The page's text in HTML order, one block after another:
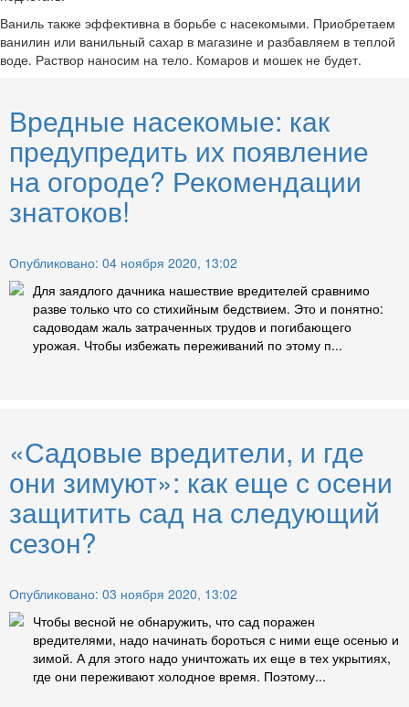
Ваниль также эффективна в борьбе с насекомыми. Приобретаем
ванилин или ванильный сахар в магазине и разбавляем в теплой
воде. Раствор наносим на тело. Комаров и мошек не будет.
Вредные насекомые: как
предупредить их появление
на огороде? Рекомендации
знатоков!
Опубликовано: 04 ноября 2020, 13:02
Для заядлого дачника нашествие вредителей сравнимо
разве только что со стихийным бедствием. Это и понятно:
садоводам жаль затраченных трудов и погибающего
урожая. Чтобы избежать переживаний по этому п...
«Садовые вредители, и где
они зимуют»: как еще с осени
защитить сад на следующий
сезон?
Опубликовано: 03 ноября 2020, 13:02
Чтобы весной не обнаружить, что сад поражен
вредителями, надо начинать бороться с ними еще осенью и
зимой. А для этого надо уничтожать их еще в тех укрытиях,
где они переживают холодное время. Поэтому...